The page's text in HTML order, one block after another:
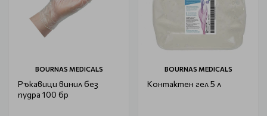
BOURNAS MEDICALS
Ръкавици винил без
пудра 100 бр
BOURNAS MEDICALS
Контактен гел 5 л